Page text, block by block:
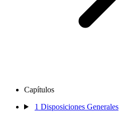
Capítulos
1 Disposiciones Generales